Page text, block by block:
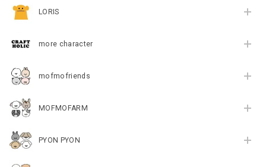
LORIS
more character
mofmofriends
MOFMOFARM
PYON PYON